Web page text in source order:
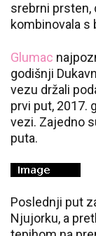
srebrni prsten,
kombinovala
Glumac
godišnji
vezu držali
prvi put, 2017.
vezi. Zajedno
puta.
Poslednji put
Njujorku, a